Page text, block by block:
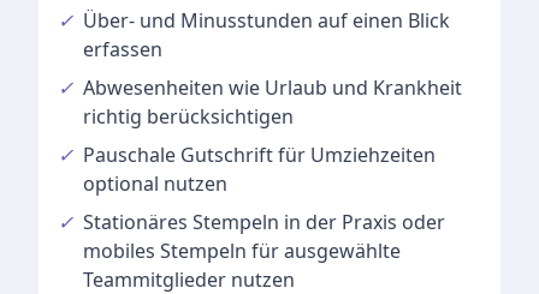
✓ Über- und Minusstunden auf einen Blick
erfassen
✓ Abwesenheiten wie Urlaub und Krankheit
richtig berücksichtigen
✓ Pauschale Gutschriftfür Umziehzeiten
optional nutzen
✓ Stationäres Stempeln in der Praxis oder
mobiles Stempeln für ausgewählte
Teammitglieder nutzen